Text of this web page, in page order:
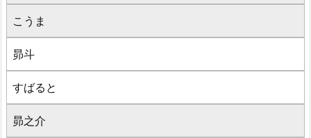
こうま
昴斗
すばると
昴之介